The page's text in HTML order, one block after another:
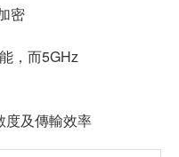
密
，而5GHz
度及傳輸效率